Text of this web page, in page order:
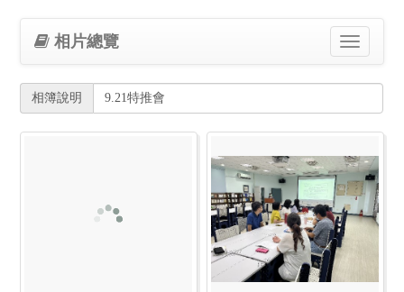
Toggle
navigation
相片總覽
相簿說明 9.21特推會